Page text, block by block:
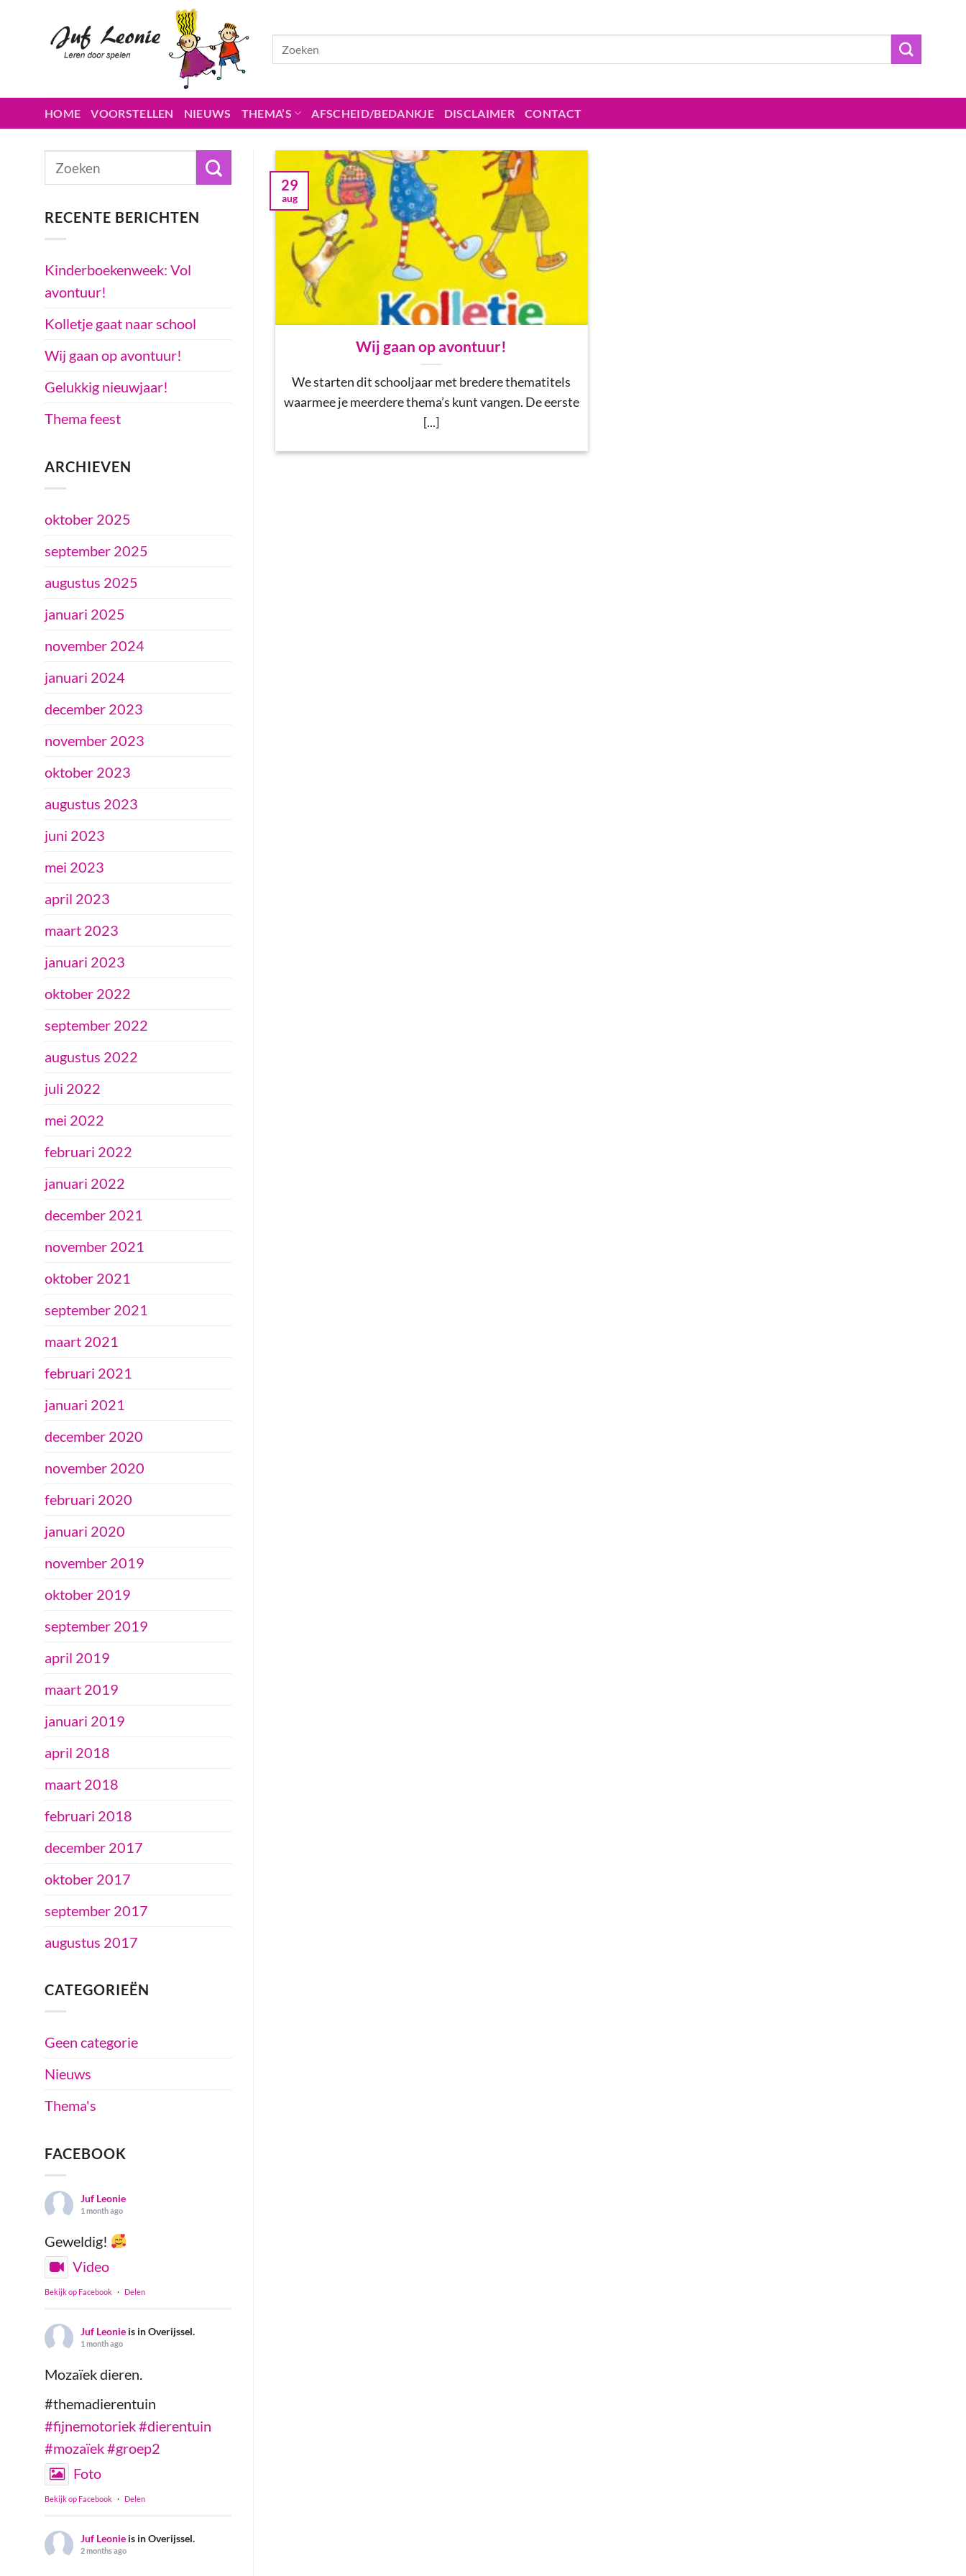
HOME VOORSTELLEN NIEUWS THEMA’S AFSCHEID/BEDANKJE DISCLAIMER CONTACT
RECENTE BERICHTEN
Kinderboekenweek: Vol
avontuur!
Kolletje gaat naar school
Wij gaan op avontuur!
Gelukkig nieuwjaar!
Thema feest
ARCHIEVEN
oktober 2025
september 2025
augustus 2025
januari 2025
november 2024
januari 2024
december 2023
november 2023
oktober 2023
augustus 2023
juni 2023
mei 2023
april 2023
maart 2023
januari 2023
oktober 2022
september 2022
augustus 2022
juli 2022
mei 2022
februari 2022
januari 2022
december 2021
november 2021
oktober 2021
september 2021
maart 2021
februari 2021
januari 2021
december 2020
november 2020
februari 2020
januari 2020
november 2019
oktober 2019
september 2019
april 2019
maart 2019
januari 2019
april 2018
maart 2018
februari 2018
december 2017
oktober 2017
september 2017
augustus 2017
CATEGORIEËN
Geen categorie
Nieuws
Thema's
FACEBOOK
Juf Leonie
1 month ago
Geweldig!
Video
Bekijk op Facebook · Delen
Juf Leonie is in Overijssel.
1 month ago
Mozaïek dieren.
#themadierentuin
#fijnemotoriek#dierentuin
#mozaïek#groep2
Foto
Bekijk op Facebook · Delen
Juf Leonie is in Overijssel.
2 months ago
Wij gaan op avontuur!
We starten dit schooljaar met bredere thematitels
waarmee je meerdere thema’s kunt vangen. De eerste
[...]
29
aug